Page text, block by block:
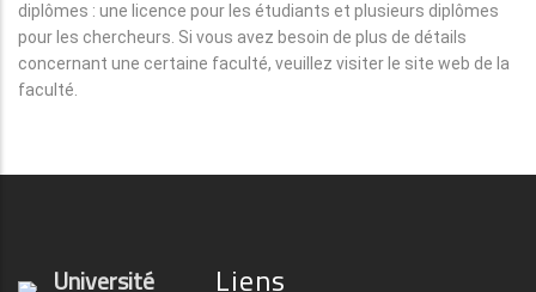
diplômes : une licence pour les étudiants et plusieurs diplômes
pour les chercheurs. Si vous avez besoin de plus de détails
concernant une certaine faculté, veuillez visiter le site web de la
faculté.
Université Liens